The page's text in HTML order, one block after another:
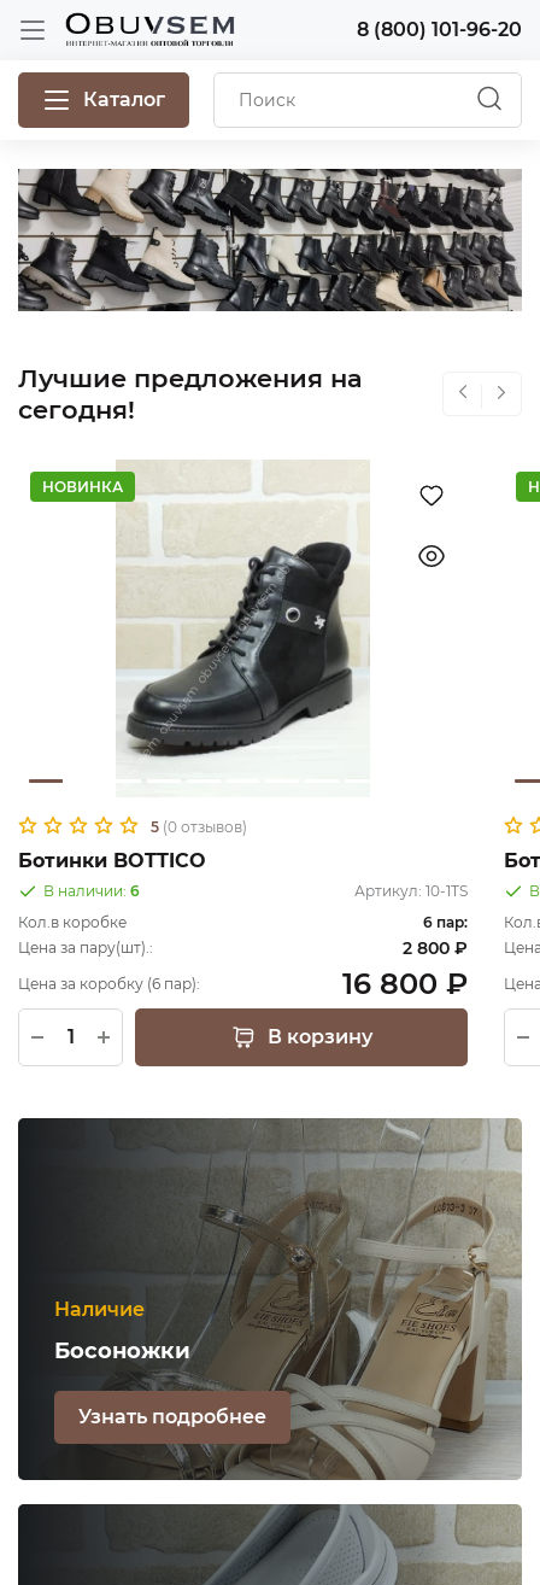
8 (800) 101-96-20
Каталог
Лучшие предложения на
сегодня!
НОВИНКА
5 (0 отзывов)
Ботинки BOTTICO
В наличии: 6 Артикул: 10-1TS
Кол.в коробке
6 пар:
Цена за пару(шт).:
2 800 ₽
Цена за коробку (6 пар): 16 800 ₽
В корзину
Наличие
Босоножки
Узнать подробнее